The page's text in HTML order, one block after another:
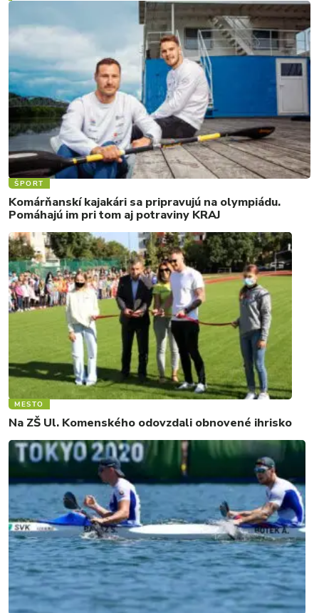
ŠPORT
Komárňanskí kajakári sa pripravujú na olympiádu.
Pomáhajú im pri tom aj potraviny KRAJ
MESTO
Na ZŠ Ul. Komenského odovzdali obnovené ihrisko